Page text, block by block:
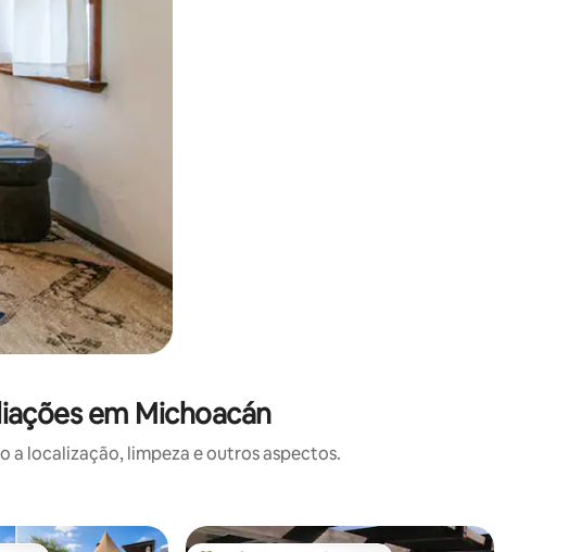
em Michoacán
a localização, limpeza e outros aspectos.